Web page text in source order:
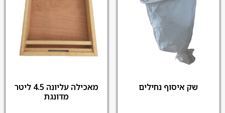
שק איסוף נחילים
מאכילה עליונה 4.5 ליטר
מדונגת